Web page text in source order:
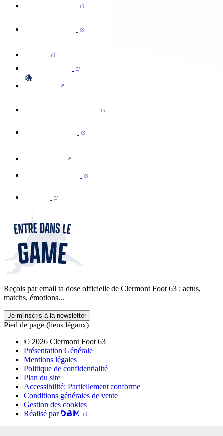
Reçois par email ta dose officielle de Clermont Foot 63 : actus,
matchs, émotions...
Je m'inscris à la newsletter
Pied de page (liens légaux)
© 2026 Clermont Foot 63
Présentation Générale
Mentions légales
Politique de confidentialité
Plan du site
Accessibilité: Partiellement conforme
Conditions générales de vente
Gestion des cookies
Réalisé par